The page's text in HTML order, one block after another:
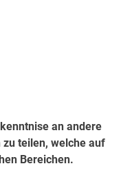
an andere
teilen, welche auf
Bereichen.